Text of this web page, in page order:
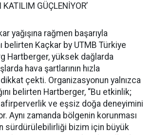
KATILIM GÜÇLENİYOR’
yağışına rağmen başarıyla
belirten Kaçkar by UTMB Türkiye
Hartberger, yüksek dağlarda
hava şartlarının hızla
çekti. Organizasyonun yalnızca
belirten Hartberger, “Bu etkinlik;
ve eşsiz doğa deneyimini
Aynı zamanda bölgenin korunması
sürdürülebilirliği bizim için büyük